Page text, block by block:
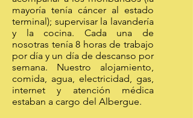
mayoría tenía cáncer al estado
terminal); supervisar la lavandería
y la cocina. Cada una de
nosotras tenía 8 horas de trabajo
por día y un día de descanso por
semana. Nuestro alojamiento,
comida, agua, electricidad, gas,
internet y atención médica
estaban a cargo del Albergue.